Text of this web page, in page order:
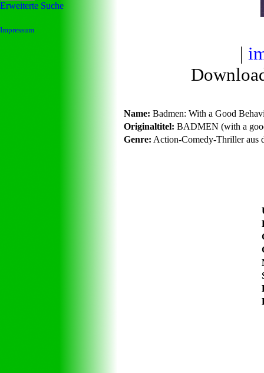
Erweiterte Suche
Impressum
|
Name: Badmen: With a Good
Originaltitel: BADMEN (with a
Genre: Action-Comedy-Thriller aus